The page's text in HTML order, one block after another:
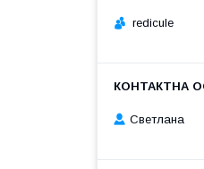
redicule
Светлана